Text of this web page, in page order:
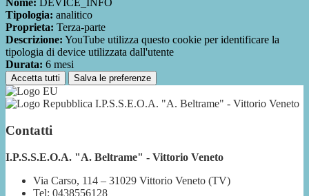
Nome: DEVICE_INFO
Tipologia: analitico
Proprieta: Terza-parte
Descrizione: YouTube utilizza questo cookie per identificare la
tipologia di device utilizzata dall'utente
Durata: 6 mesi
Accetta tutti Salva le preferenze
I.P.S.S.E.O.A. "A. Beltrame" - Vittorio Veneto
Contatti
I.P.S.S.E.O.A. "A. Beltrame" - Vittorio Veneto
Via Carso, 114 – 31029 Vittorio Veneto (TV)
Tel: 0438556128